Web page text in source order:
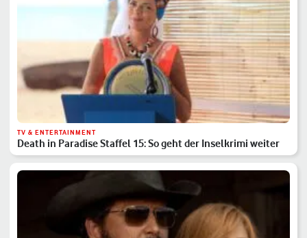
TV & ENTERTAINMENT
Death in Paradise Staffel 15: So geht der Inselkrimi weiter